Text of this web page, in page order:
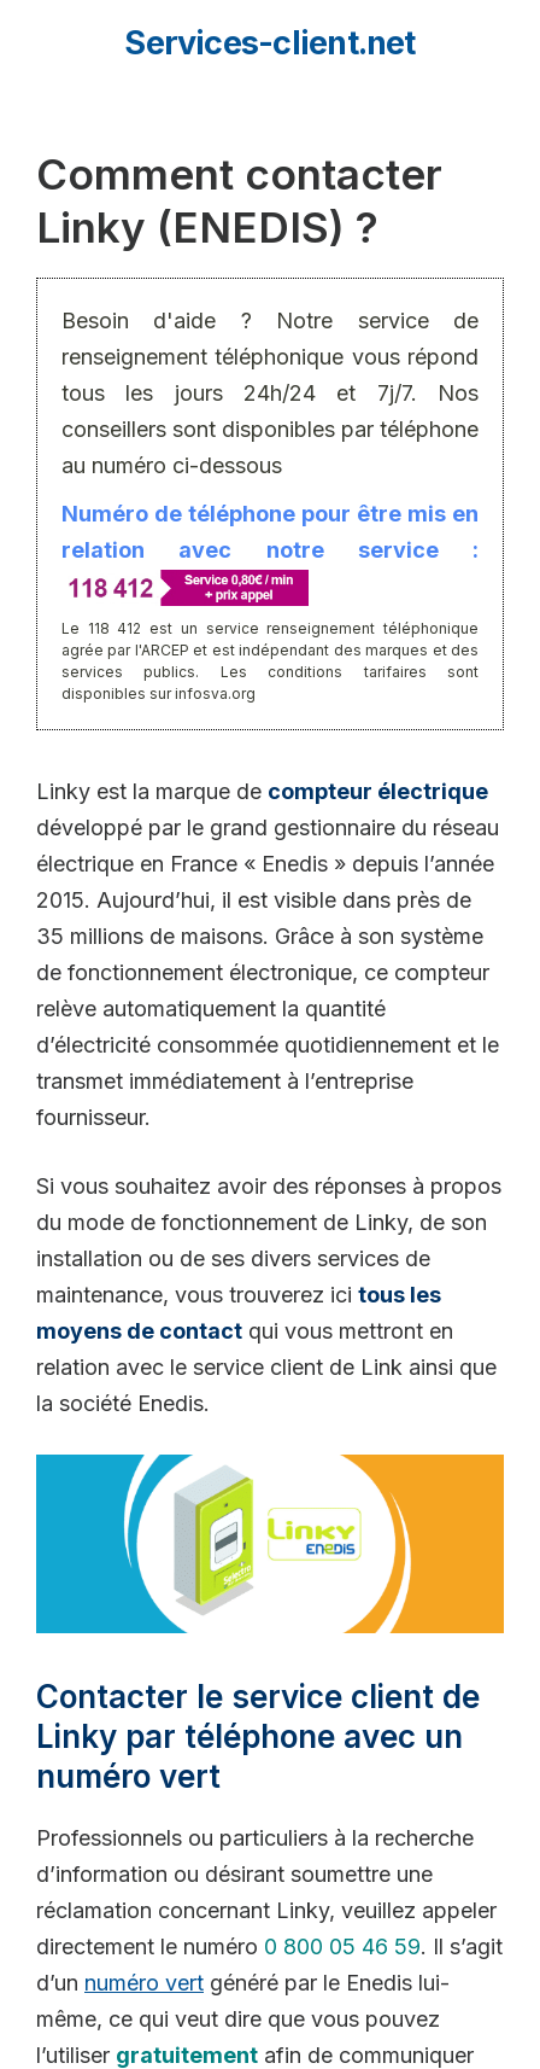
Services-client.net
Comment contacter
Linky (ENEDIS) ?
Besoin d'aide ? Notre service de
renseignement téléphonique vous répond
tous les jours 24h/24 et 7j/7. Nos
conseillers sont disponibles par téléphone
au numéro ci-dessous
Numéro de téléphone pour être mis en
relation avec notre service :
Le 118 412 est un service renseignement téléphonique
agrée par l'ARCEP et est indépendant des marques et des
services publics. Les conditions tarifaires sont
disponibles sur infosva.org
Linky est la marque de compteur électrique
développé par le grand gestionnaire du réseau
électrique en France « Enedis » depuis l’année
2015. Aujourd’hui, il est visible dans près de
35 millions de maisons. Grâce à son système
de fonctionnement électronique, ce compteur
relève automatiquement la quantité
d’électricité consommée quotidiennement et le
transmet immédiatement à l’entreprise
fournisseur.
Si vous souhaitez avoir des réponses à propos
du mode de fonctionnement de Linky, de son
installation ou de ses divers services de
maintenance, vous trouverez ici tous les
moyens de contact qui vous mettront en
relation avec le service client de Link ainsi que
la société Enedis.
Contacter le service client de
Linky par téléphone avec un
numéro vert
Professionnels ou particuliers à la recherche
d’information ou désirant soumettre une
réclamation concernant Linky, veuillez appeler
directement le numéro 0 800 05 46 59. Il s’agit
d’un numéro vert généré par le Enedis lui-
même, ce qui veut dire que vous pouvez
l’utiliser gratuitement afin de communiquer